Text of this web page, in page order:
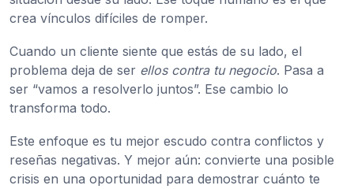
crea vínculos difíciles de romper.
Cuando un cliente siente que estás de su lado, el
problema deja de ser ellos contra tu negocio. Pasa a
ser “vamos a resolverlo juntos”. Ese cambio lo
transforma todo.
Este enfoque es tu mejor escudo contra conflictos y
reseñas negativas. Y mejor aún: convierte una posible
crisis en una oportunidad para demostrar cuánto te